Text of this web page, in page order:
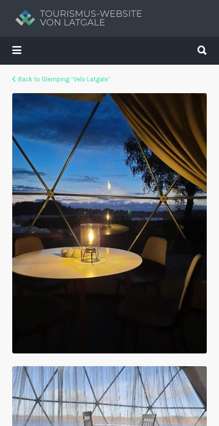
Tavs brīvdienu ceļvedis
Suchen
nach:
nach:
Back to Glemping “Velo Latgale”